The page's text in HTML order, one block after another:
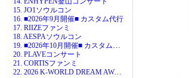
15. JO1ソウルコン
16. ■2026年9月開催■ カスタム代行
17. RIIZEファンミ
18. AESPAソウルコン
19. ■2026年10月開催■ カスタム代行
20. PLAVEコンサート
21. CORTISファンミ
22. 2026 K-WORLD DREAM AWARDS